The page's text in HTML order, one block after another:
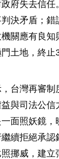
府失去信任
決矛盾；
關應有良
土地，終
台灣再審制
與司法公
面照妖鏡
續拒絕承
挪威，建